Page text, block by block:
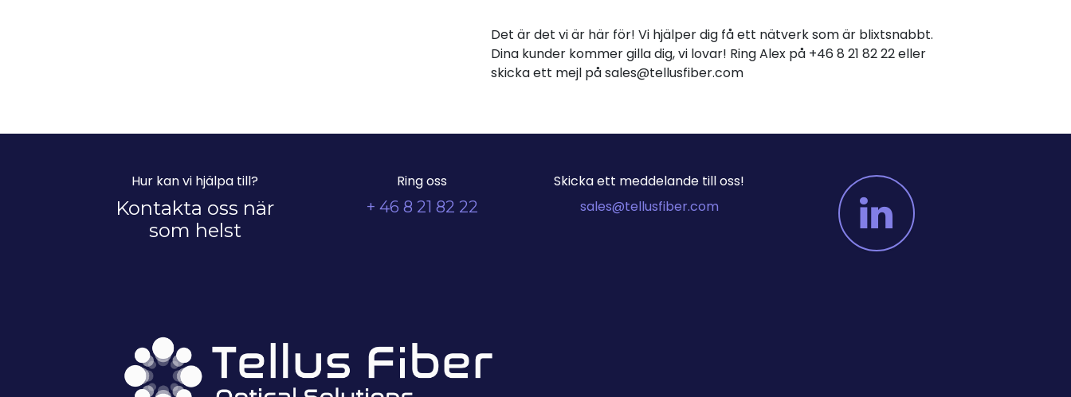
Det är det vi är här för! Vi hjälper dig få ett nätverk som är blixtsnabbt.
Dina kunder kommer gilla dig, vi lovar! Ring Alex på +46 8 21 82 22 eller
skicka ett mejl på sales@tellusfiber.com
Hur kan vi hjälpa till?
Kontakta oss när
som helst
Ring oss
+ 46 8 21 82 22
Skicka ett meddelande till oss!
sales@tellusfiber.com